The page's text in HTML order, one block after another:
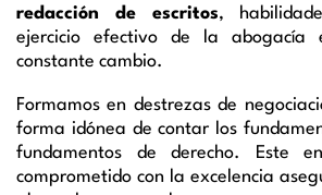
redacción de escritos,
ejercicio efectivo de la abogacía
constante cambio.
Formamos en destrezas de
forma idónea de contar los
fundamentos de derecho. Este
comprometido con la excelencia